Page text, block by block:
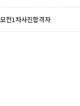
전1차사진합격자